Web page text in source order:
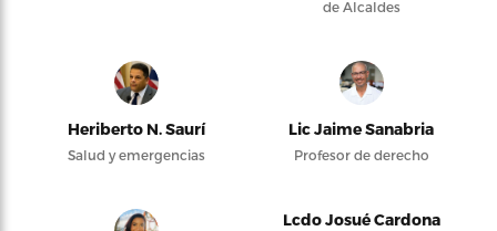
de Alcaldes
Heriberto N. Saurí
Salud y emergencias
Lic Jaime Sanabria
Profesor de derecho
Lcdo Josué Cardona